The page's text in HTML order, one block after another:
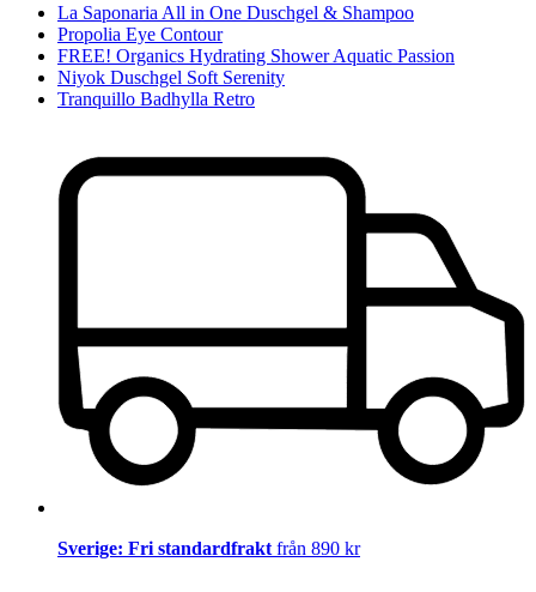
La Saponaria All in One Duschgel & Shampoo
Propolia Eye Contour
FREE! Organics Hydrating Shower Aquatic Passion
Niyok Duschgel Soft Serenity
Tranquillo Badhylla Retro
Sverige: Fri standardfraktfrån 890 kr